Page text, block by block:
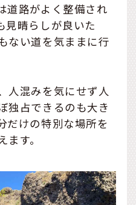
道路がよく整備され
見晴らしが良いた
ない道を気ままに行
人混みを気にせず人
独占できるのも大き
だけの特別な場所を
す。